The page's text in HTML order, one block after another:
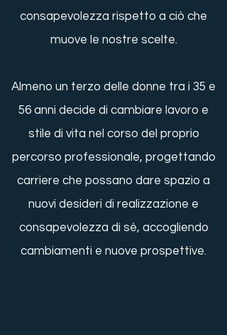
consapevolezza rispetto a ciò che
muove le nostre scelte.
Almeno un terzo delle donne tra i 35 e
56 anni decide di cambiare lavoro e
stile di vita nel corso del proprio
percorso professionale, progettando
carriere che possano dare spazio a
nuovi desideri di realizzazione e
consapevolezza di sé, accogliendo
cambiamenti e nuove prospettive.